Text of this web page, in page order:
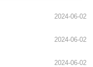
2024-06-02
2024-06-02
2024-06-02